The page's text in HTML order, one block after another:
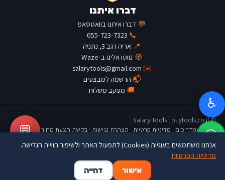
דברו איתנו
💬 דברו איתנו בוואטסאפ
📞
055-723-7323
📍 אריה רגב 3, נתניה
🧭 נווטו אלינו ב-Waze
✉️
salarytools@gmail.com
📬הרשמה למבצעים
🚚 מעקב משלוח
© Salary Tools · buytools.co.il
כתבות ומדריכים · מדיניות פרטיות · הצהרת נגישות · בקשת הצעת מחיר 💬
♿
🛒
אנחנו משתמשים בעוגיות (Cookies) לתפעול האתר ולשיפור חוויית הגלישה.
מדיניות הפרטיות
אישור
דחייה